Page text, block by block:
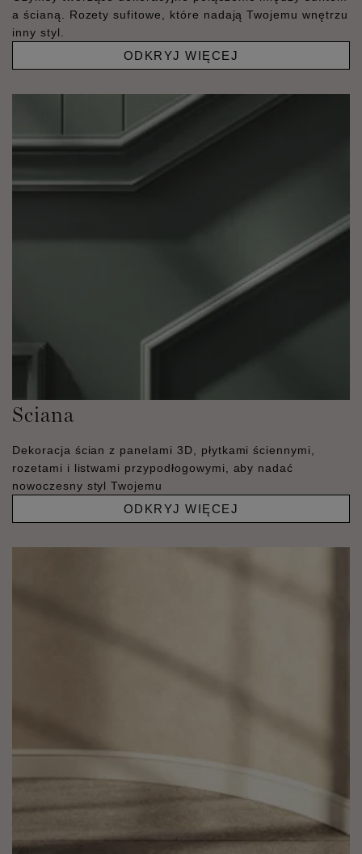
a ścianą. Rozety sufitowe, które nadają Twojemu wnętrzu
inny styl.
ODKRYJ WIĘCEJ
Sciana
Dekoracja ścian z panelami 3D, płytkami ściennymi,
rozetami i listwami przypodłogowymi, aby nadać
nowoczesny styl Twojemu
ODKRYJ WIĘCEJ